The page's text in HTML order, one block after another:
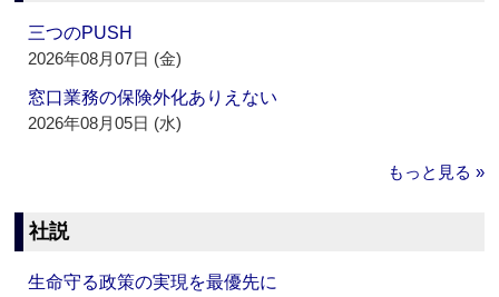
三つのPUSH
2026年08月07日 (金)
窓口業務の保険外化ありえない
2026年08月05日 (水)
もっと見る »
社説
生命守る政策の実現を最優先に